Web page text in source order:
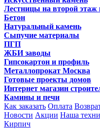
Лестницы на второй этаж
Бетон
Натуральный камень
Сыпучие материалы
ПГП
ЖБИ заводы
Гипсокартон и профиль
Металлопрокат Москва
Готовые проекты домов
Интернет магазин
Камины и печи
Как заказать Оплата
Новости Акции Наша
Кирпич